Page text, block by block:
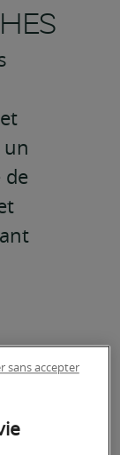
un
de
sans accepter